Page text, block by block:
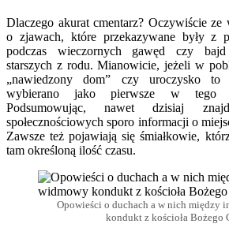
Dlaczego akurat cmentarz? Oczywiście ze
o zjawach, które przekazywane były z
podczas wieczornych gawęd czy
starszych z rodu. Mianowicie, jeżeli w
„nawiedzony dom” czy uroczysko to
wybierano jako pierwsze w tego
Podsumowując, nawet dzisiaj
społecznościowych sporo informacji o
Zawsze też pojawiają się śmiałkowie,
tam określoną ilość czasu.
Opowieści o duchach a w nich między
kondukt z kościoła Bożego